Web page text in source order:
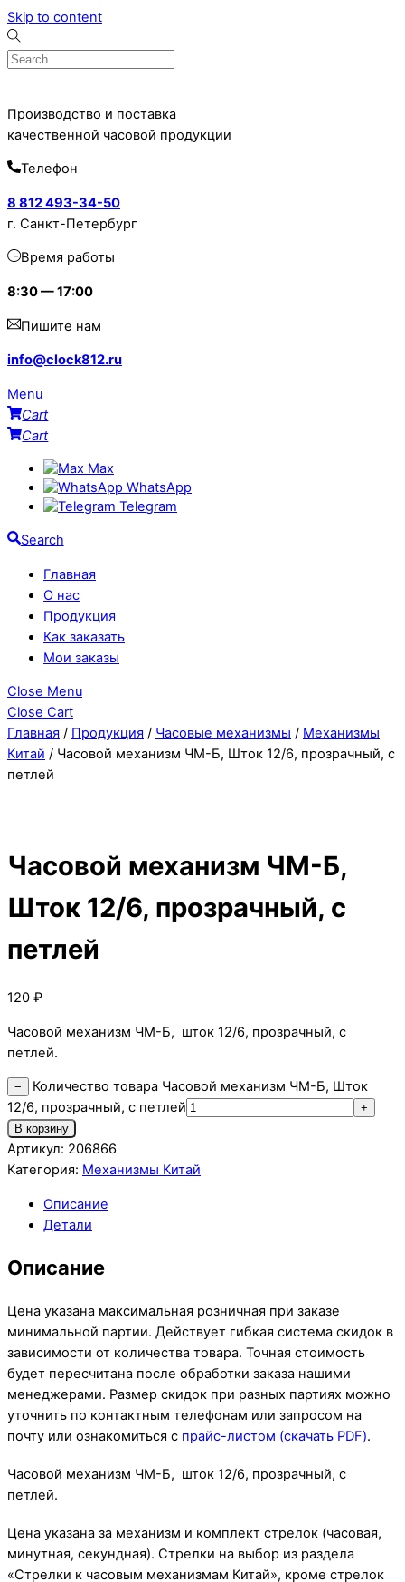
Skip to content
Производство и поставка
качественной часовой продукции
Телефон
8 812 493-34-50
г. Санкт-Петербург
Время работы
8:30 — 17:00
Пишите нам
info@clock812.ru
Menu
Cart
Cart
Max
WhatsApp
Telegram
Search
Главная
О нас
Продукция
Как заказать
Мои заказы
Close Menu
Close Cart
Главная / Продукция / Часовые механизмы / Механизмы
Китай / Часовой механизм ЧМ-Б, Шток 12/6, прозрачный, с
петлей
Часовой механизм ЧМ-Б,
Шток 12/6, прозрачный, с
петлей
120 ₽
Часовой механизм ЧМ-Б, шток 12/6, прозрачный, с
петлей.
−
Количество товара Часовой механизм ЧМ-Б, Шток
12/6, прозрачный, с петлей
+
В корзину
Артикул: 206866
Категория: Механизмы Китай
Описание
Детали
Описание
Цена указана максимальная розничная при заказе
минимальной партии. Действует гибкая система скидок в
зависимости от количества товара. Точная стоимость
будет пересчитана после обработки заказа нашими
менеджерами. Размер скидок при разных партиях можно
уточнить по контактным телефонам или запросом на
почту или ознакомиться с прайс-листом (скачать PDF).
Часовой механизм ЧМ-Б, шток 12/6, прозрачный, с
петлей.
Цена указана за механизм и комплект стрелок (часовая,
минутная, секундная). Стрелки на выбор из раздела
«Стрелки к часовым механизмам Китай», кроме стрелок